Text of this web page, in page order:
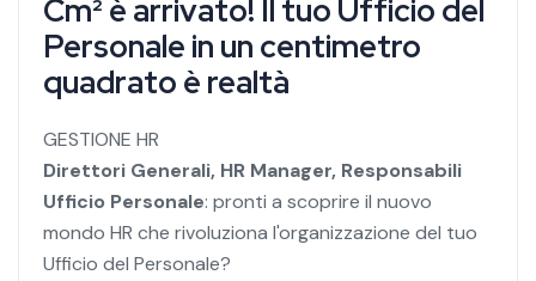
Cm² è arrivato! Il tuo Ufficio del
Personale in un centimetro
quadrato è realtà
GESTIONE HR
Direttori Generali, HR Manager, Responsabili
Ufficio Personale: pronti a scoprire il nuovo
mondo HR che rivoluziona l'organizzazione del tuo
Ufficio del Personale?